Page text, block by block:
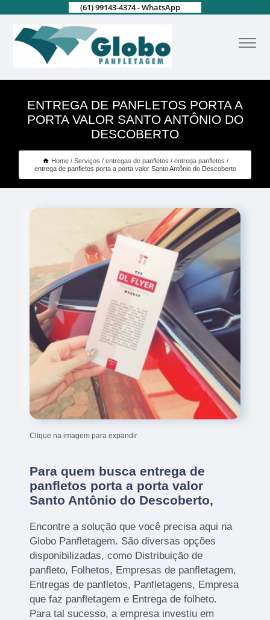
(61) 99143-4374 - WhatsApp
ENTREGA DE PANFLETOS PORTA A
PORTA VALOR SANTO ANTÔNIO DO
DESCOBERTO
Home Serviços entregas de panfletos
entrega panfletos
entrega de panfletos porta a porta valor Santo Antônio do Descoberto
Clique na imagem para expandir
Para quem busca entrega de
panfletos porta a porta valor
Santo Antônio do Descoberto,
Encontre a solução que você precisa aqui na
Globo Panfletagem. São diversas opções
disponibilizadas, como Distribuição de
panfleto, Folhetos, Empresas de panfletagem,
Entregas de panfletos, Panfletagens, Empresa
que faz panfletagem e Entrega de folheto.
Para tal sucesso, a empresa investiu em